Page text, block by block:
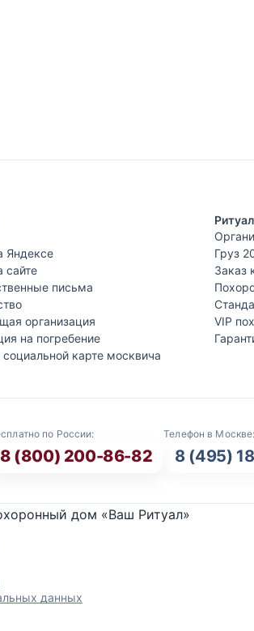
Яндексе
сайте
письма
организация
на погребение
карте москвича
Груз
Заказ
VIP
по России:
8 (800) 200-86-82
Телефон в Москве:
8 (495)
дом «Ваш Ритуал»
данных